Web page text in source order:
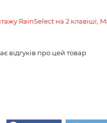
RainSelect на 2 клавіші,
відгуків про цей товар